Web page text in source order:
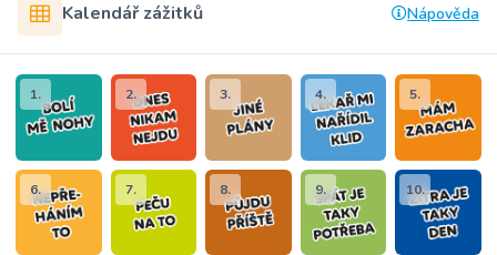
Kalendář zážitků Nápověda
1. 2. 3. 4. 5.
6. 7. 8. 9. 10.